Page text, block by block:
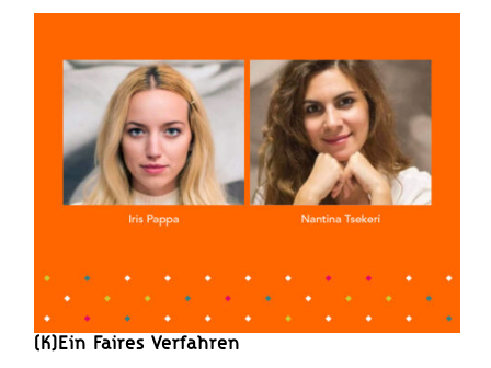
(K)ein Faires Verfahren